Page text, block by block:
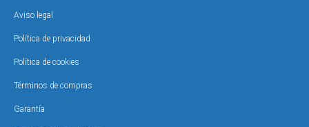
Aviso legal
Política de privacidad
Política de cookies
Términos de compras
Garantía